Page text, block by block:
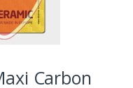
Carbon